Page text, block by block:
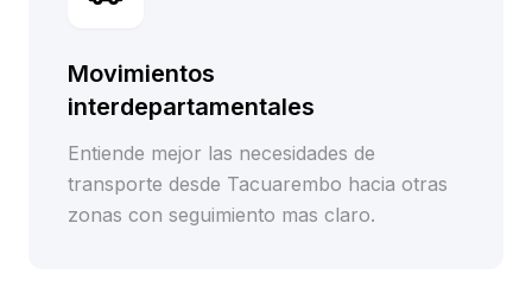
Movimientos
interdepartamentales
Entiende mejor las necesidades de
transporte desde Tacuarembo hacia otras
zonas con seguimiento mas claro.